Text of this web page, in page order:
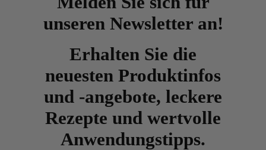
unseren Newsletter an!
Erhalten Sie die
neuesten Produktinfos
und -angebote, leckere
Rezepte und wertvolle
Anwendungstipps.